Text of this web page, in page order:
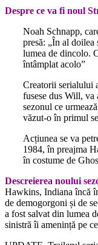
Despre ce va fi noul
Noah Schnapp,
presă: „În al
lumea de dincolo.
întâmplat acolo”
Creatorii serialului
fusese dus Will,
sezonul ce
văzut-o în primul
Acțiunea se va
1984, în preajma
în costume de
Descreierea noului
Hawkins, Indiana încă
de demogorgoni și de
a fost salvat din lumea
sinistră îi amenință pe